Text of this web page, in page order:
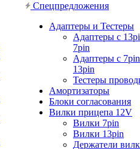
Спецпредложения
Адаптеры и Тестеры
Адаптеры с
7pin
Адаптеры с
13pin
Тестеры
Амортизаторы
Блоки согласования
Вилки прицепа 12V
Вилки 7pin
Вилки 13pin
Держатели